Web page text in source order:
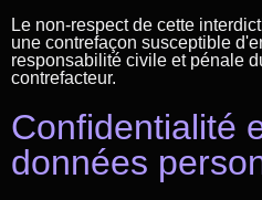
Le non-respect de cette
une contrefaçon susceptible
responsabilité civile et pénale
contrefacteur.
Confidentialité
données